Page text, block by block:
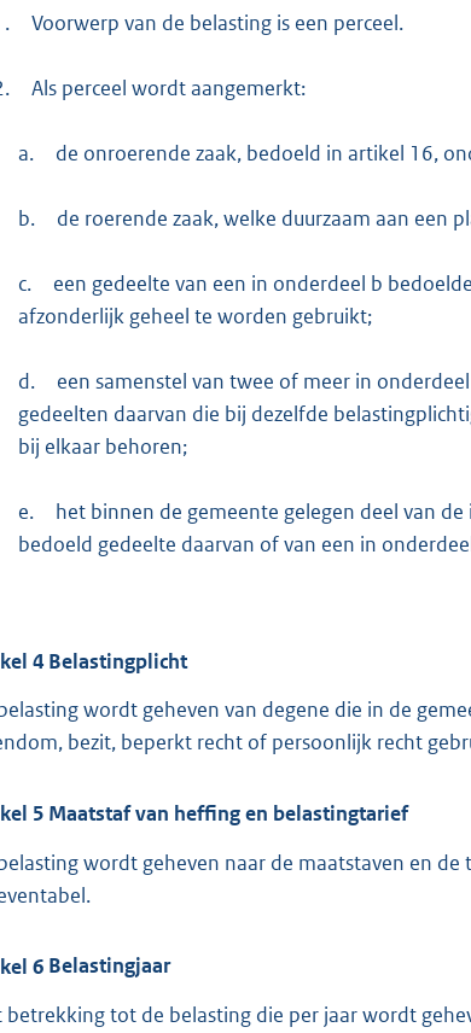
Voorwerp van de belasting is een perceel.
Als perceel wordt aangemerkt:
a. de onroerende zaak, bedoeld in artikel 16,
b. de roerende zaak, welke duurzaam aan een
c.
een gedeelte van een in onderdeel b
afzonderlijk geheel te worden gebruikt;
d.
een samenstel van twee of meer in
gedeelten daarvan die bij dezelfde
bij elkaar behoren;
e.
het binnen de gemeente gelegen deel van
bedoeld gedeelte daarvan of van een in
4 Belastingplicht
wordt geheven van degene die in de
bezit, beperkt recht of persoonlijk recht
5 Maatstaf van heffing en belastingtarief
wordt geheven naar de maatstaven en
6 Belastingjaar
betrekking tot de belasting die per jaar wordt